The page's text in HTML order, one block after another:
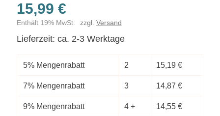
15,99 €
Enthält 19% MwSt. zzgl. Versand
Lieferzeit: ca. 2-3 Werktage
5% Mengenrabatt 2 15,19 €
7% Mengenrabatt 3 14,87 €
9% Mengenrabatt 4 + 14,55 €